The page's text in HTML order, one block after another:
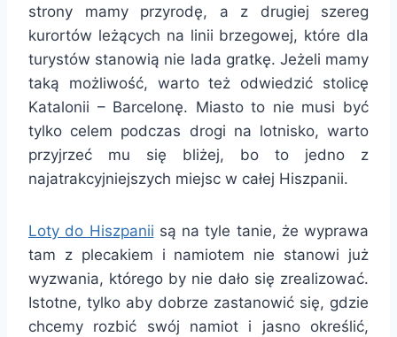
strony mamy przyrodę, a z drugiej szereg
kurortów leżących na linii brzegowej, które dla
turystów stanowią nie lada gratkę. Jeżeli mamy
taką możliwość, warto też odwiedzić stolicę
Katalonii – Barcelonę. Miasto to nie musi być
tylko celem podczas drogi na lotnisko, warto
przyjrzeć mu się bliżej, bo to jedno z
najatrakcyjniejszych miejsc w całej Hiszpanii.
Loty do Hiszpanii są na tyle tanie, że wyprawa
tam z plecakiem i namiotem nie stanowi już
wyzwania, którego by nie dało się zrealizować.
Istotne, tylko aby dobrze zastanowić się, gdzie
chcemy rozbić swój namiot i jasno określić,